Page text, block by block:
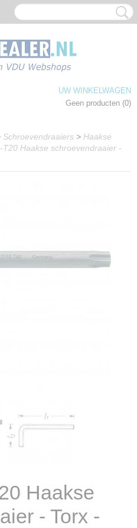
UW WINKELWAGEN
Geen producten (0)
Schroevendraaiers > Haakse
T20 Haakse schroevendraaier -
Haakse
- Torx -